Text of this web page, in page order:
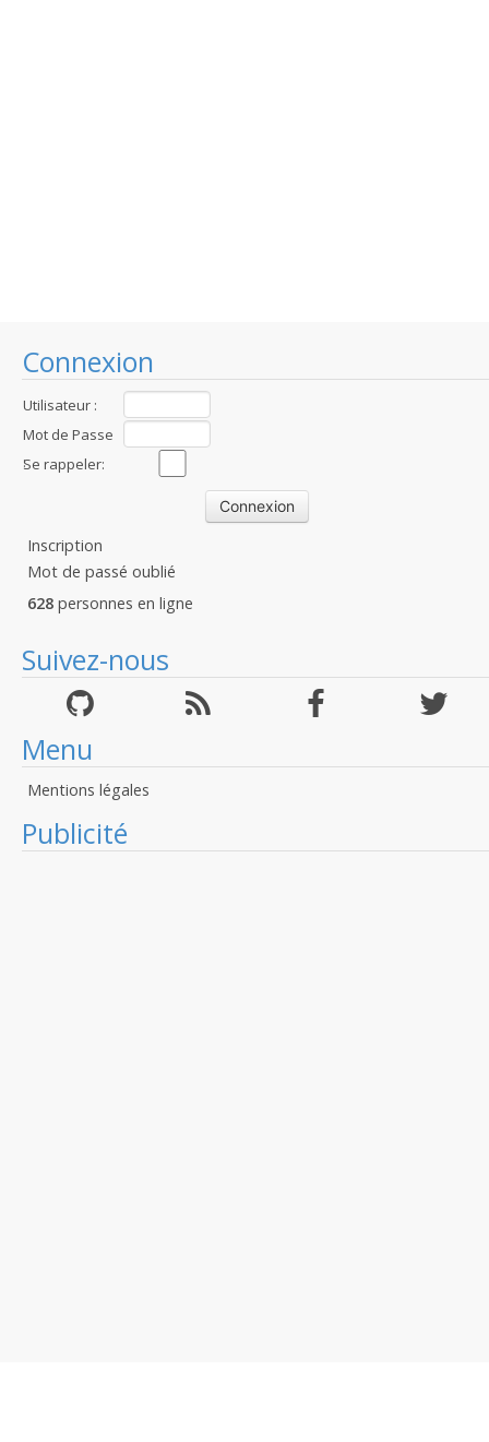
Connexion
Utilisateur :
Mot de Passe
:Se rappeler:
Inscription
Mot de passé oublié
628 personnes en ligne
Suivez-nous
Menu
Mentions légales
Publicité